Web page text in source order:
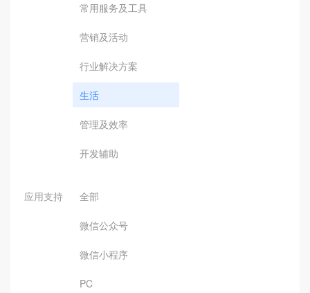
常用服务及工具
营销及活动
行业解决方案
生活
管理及效率
开发辅助
应用支持 全部
微信公众号
微信小程序
PC